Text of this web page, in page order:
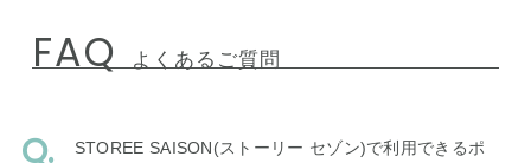
FAQ よくあるご質問
STOREE SAISON(ストーリー セゾン)で利用できるポ